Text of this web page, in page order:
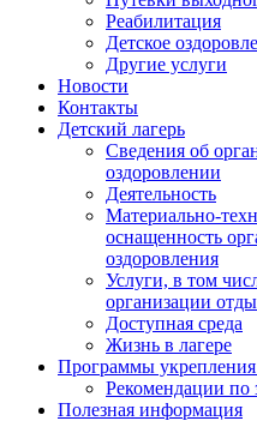
Реабилитация
Детское
Другие услуги
Новости
Контакты
Детский лагерь
Сведения об
оздоровлении
Деятельность
Материально-
оснащенность
оздоровления
Услуги, в том
организации
Доступная среда
Жизнь в лагере
Программы укрепления
Рекомендации по
Полезная информация